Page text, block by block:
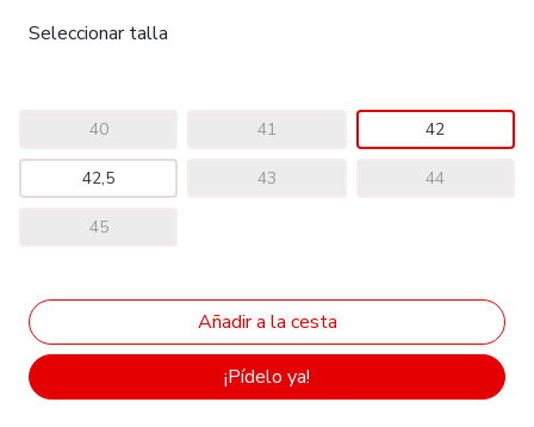
Seleccionar talla
40 41 42
42,5 43 44
45
¡Pídelo ya!